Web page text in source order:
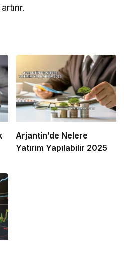
Arjantin’de Nelere
Yatırım Yapılabilir 2025